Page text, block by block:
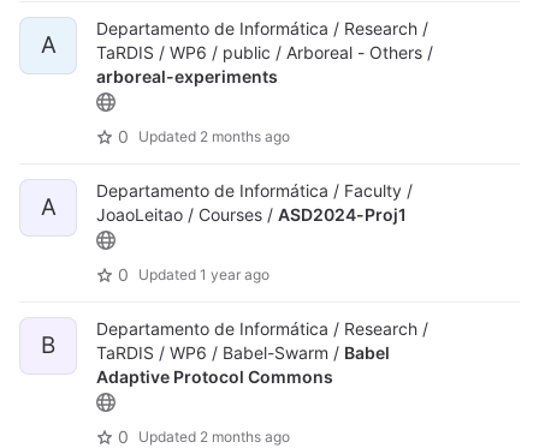
A
Departamento de Informática / Research /
TaRDIS / WP6 / public / Arboreal - Others /
arboreal-experiments
0 Updated 2 months ago
A
Departamento de Informática / Faculty /
JoaoLeitao / Courses / ASD2024-Proj1
0 Updated 1 year ago
B
Departamento de Informática / Research /
TaRDIS / WP6 / Babel-Swarm / Babel
Adaptive Protocol Commons
0 Updated 2 months ago